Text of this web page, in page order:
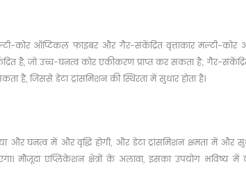
कोर ऑप्टिकल फाइबर और गैर-संकेंद्रित वृत्ताकार मल्टी-कोर
है, जो उच्च-घनत्व कोर एकीकरण प्राप्त कर सकता है; गैर-
जिससे डेटा ट्रांसमिशन की स्थिरता में सुधार होता है।
घनत्व में और वृद्धि होगी, और डेटा ट्रांसमिशन क्षमता में और
मौजूदा एप्लिकेशन क्षेत्रों के अलावा, इसका उपयोग